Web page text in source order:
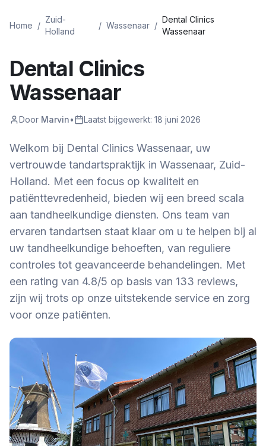
Home /
Zuid-
Holland
/ Wassenaar /
Dental Clinics
Wassenaar
Dental Clinics
Wassenaar
Door Marvin• Laatst bijgewerkt: 18 juni 2026
Welkom bij Dental Clinics Wassenaar, uw
vertrouwde tandartspraktijk in Wassenaar, Zuid-
Holland. Met een focus op kwaliteit en
patiënttevredenheid, bieden wij een breed scala
aan tandheelkundige diensten. Ons team van
ervaren tandartsen staat klaar om u te helpen bij al
uw tandheelkundige behoeften, van reguliere
controles tot geavanceerde behandelingen. Met
een rating van 4.8/5 op basis van 133 reviews,
zijn wij trots op onze uitstekende service en zorg
voor onze patiënten.